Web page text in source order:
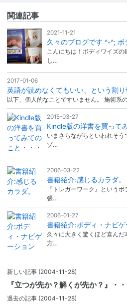
関連記事
2021-11-21
久々のブログです ^-^; ボ
こんにちは！ボディワイズ
し…
2017-01-06
英語が読めなくてもいい、という割
以下、個人的なことですいません。 施術系
2015-03-27
Kindle版の洋書を買って
いまさらながらといわれそ
ゾ…
2006-03-22
書籍紹介:感じるカラダ。
『トレガーワーク』という
張…
2006-01-27
書籍紹介:ボディ・ナビゲ
久々に大きく驚くほど喜ん
方…
新しい記事 (2004-11-28)
『立つが先か？解くが先か？』・
過去の記事 (2004-11-28)